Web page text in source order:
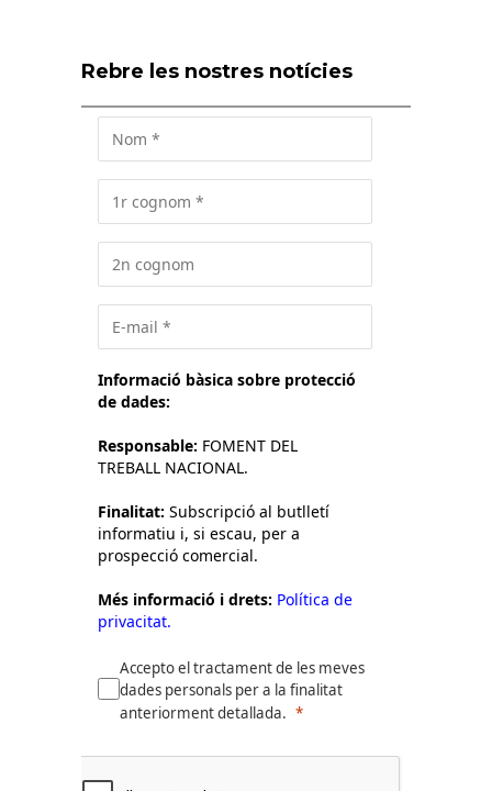
Rebre les nostres notícies
Informació bàsica sobre protecció
de dades:
Responsable: FOMENT DEL
TREBALL NACIONAL.
Finalitat: Subscripció al butlletí
informatiu i, si escau, per a
prospecció comercial.
Més informació i drets: Política de
privacitat.
Accepto el tractament de les meves
dades personals per a la finalitat
anteriorment detallada.